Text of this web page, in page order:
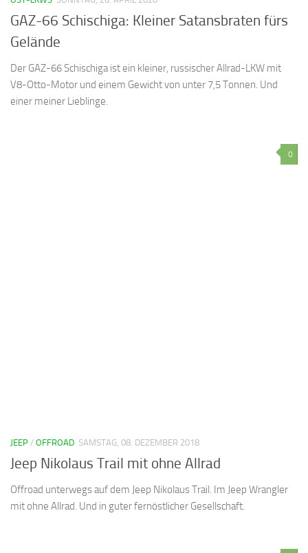
GAZ-66 Schischiga: Kleiner Satansbraten fürs
Gelände
Der GAZ-66 Schischiga ist ein kleiner, russischer Allrad-LKW mit
V8-Otto-Motor und einem Gewicht von unter 7,5 Tonnen. Und
einer meiner Lieblinge.
0
JEEP / OFFROAD SAMSTAG, 08. DEZEMBER 2018
Jeep Nikolaus Trail mit ohne Allrad
Offroad unterwegs auf dem Jeep Nikolaus Trail. Im Jeep Wrangler
mit ohne Allrad. Und in guter fernöstlicher Gesellschaft.